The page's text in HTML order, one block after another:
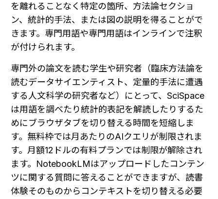
を離れることなく特定の箇所、方法論セクショ
ン、統計的手法、または図の説明を得ることがで
きます。専門用語や専門用語はインラインで注釈
が付けられます。
専門外の論文を読む学生や研究者（臨床方法論を
読むデータサイエンティスト、定量的手法に遭遇
する人文科学の研究者など）にとって、SciSpace
は用語を調べたり統計的表記を解読したりするた
めにブラウザタブを切り替える時間を短縮しま
す。無料枠では月あたりのAIクエリが制限されま
す。月額12ドルの有料プランでは制限が解除され
ます。NotebookLMはアップロードしたコンテン
ツに関する質問に答えることができますが、読書
体験そのものからコンテキストを切り替える必要